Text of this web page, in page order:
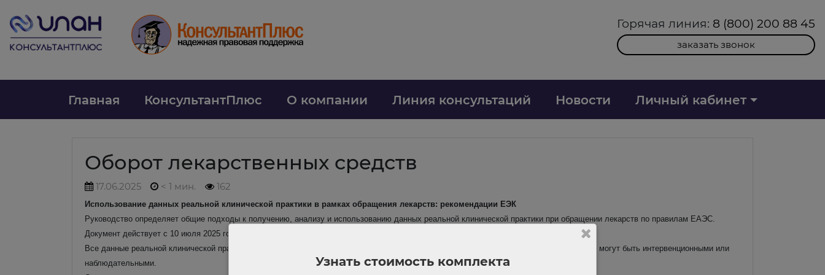
Горячая линия: 8 (800) 200 88 45
заказать звонок
Главная КонсультантПлюс О компании Линия консультаций Новости Личный кабинет
Оборот лекарственных средств
17.06.2025 < 1 мин. 162
Использование данных реальной клинической практики в рамках обращения лекарств: рекомендации ЕЭК
Руководство определяет общие подходы к получению, анализу и использованию данных реальной клинической практики при обращении лекарств по правилам ЕАЭС.
Документ действует с 10 июля 2025 года.
Все данные реальной клинической практики обезличены. Их анализируют по релевантности и надежности. Исследования таких данных могут быть интервенционными или
наблюдательными.
Узнать стоимость комплекта